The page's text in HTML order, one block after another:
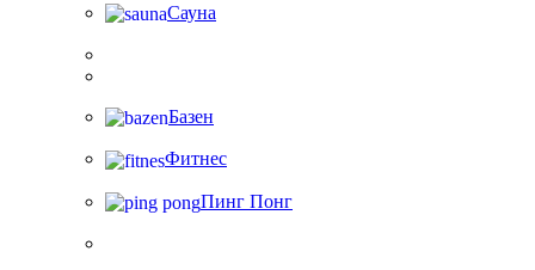
Сауна
Базен
Фитнес
Пинг Понг